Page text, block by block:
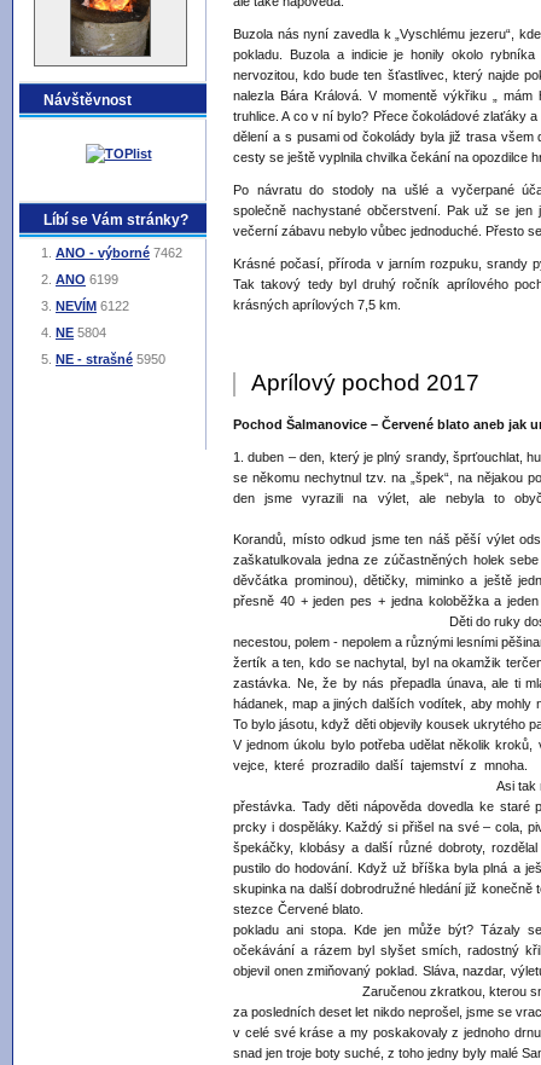
Návštěvnost
Líbí se Vám stránky?
ANO - výborné 7462
ANO 6199
NEVÍM 6122
NE 5804
NE - strašné 5950
Buzola nás nyní zavedla k „Vyschlému jezeru“,
pokladu. Buzola a indicie je honily okolo
nervozitou, kdo bude ten šťastlivec, který najde
nalezla Bára Králová. V momentě výkřiku „
truhlice. A co v ní bylo? Přece čokoládové zlaťáky
dělení a s pusami od čokolády byla již trasa
cesty se ještě vyplnila chvilka čekání na opozdilce
Po návratu do stodoly na ušlé a vyčerpané
společně nachystané občerstvení. Pak už se
večerní zábavu nebylo vůbec jednoduché. Přesto
Krásné počasí, příroda v jarním rozpuku, srandy
Tak takový tedy byl druhý ročník aprílového
krásných aprílových 7,5 km.
Aprílový pochod 2017
Pochod Šalmanovice – Červené blato aneb jak
1. duben – den, který je plný srandy, šprťouchlat,
se někomu nechytnul tzv. na „špek“, na nějakou
den jsme vyrazili na výlet, ale nebyla to
Korandů, místo odkud jsme ten náš pěší výlet
zaškatulkovala jedna ze zúčastněných holek
děvčátka prominou), dětičky, miminko a ještě
přesně 40 + jeden pes +
Děti do ruky dostaly buzolu a
necestou, polem - nepolem a různými lesními
žertík a ten, kdo se nachytal, byl na okamžik
zastávka. Ne, že by nás přepadla únava, ale ti
hádanek, map a jiných dalších vodítek, aby
To bylo jásotu, když děti objevily kousek ukrytého
V jednom úkolu bylo potřeba udělat několik
vejce, které prozradilo
Asi tak na půli cesty, když
přestávka. Tady děti nápověda dovedla ke
prcky i dospěláky. Každý si přišel na své – cola,
špekáčky, klobásy a další různé dobroty,
pustilo do hodování. Když už bříška byla plná a
skupinka na další dobrodružné hledání již
stezce Červené blato. Stezka nás
pokladu ani stopa. Kde jen může být? Tázaly
očekávání a rázem byl slyšet smích, radostný
objevil onen zmiňovaný poklad. Sláva,
Zaručenou zkratkou, kterou snad krom
za posledních deset let nikdo neprošel, jsme se
v celé své kráse a my poskakovaly z jednoho
snad jen troje boty suché, z toho jedny byly malé